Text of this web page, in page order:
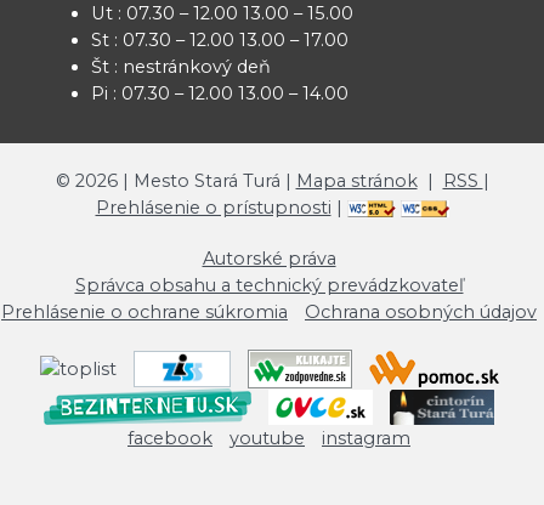
Ut : 07.30 – 12.00 13.00 – 15.00
St : 07.30 – 12.00 13.00 – 17.00
Št : nestránkový deň
Pi : 07.30 – 12.00 13.00 – 14.00
© 2026| Mesto Stará Turá | Mapa stránok| RSS |
Prehlásenie o prístupnosti |
Autorské práva
Správca obsahu a technický prevádzkovateľ
Prehlásenie o ochrane súkromia
Ochrana osobných údajov
facebook youtube instagram